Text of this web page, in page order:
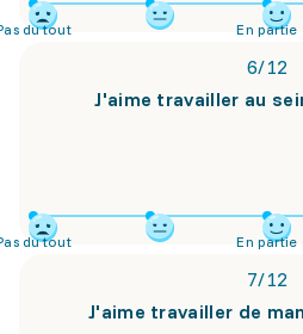
du tout En partie
6/12
J'aime travailler au
du tout En partie
7/12
J'aime travailler de